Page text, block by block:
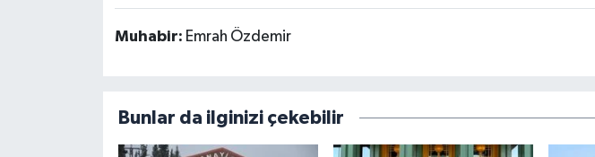
Muhabir: Emrah Özdemir
Bunlar da ilginizi çekebilir